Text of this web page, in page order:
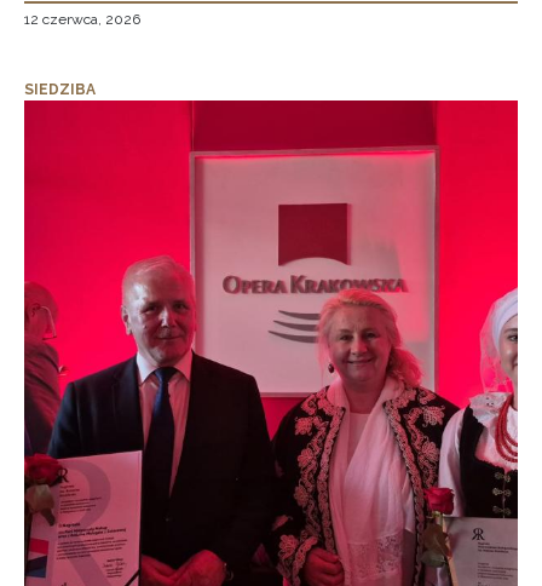
12 czerwca, 2026
SIEDZIBA